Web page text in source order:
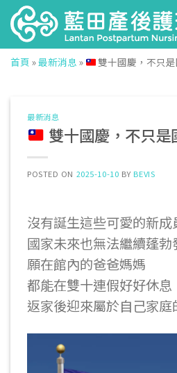
Skip
to
content
首頁 »最新消息 » 雙十國慶，不只
最新消息
雙十國慶，不只是
POSTED ON 2025-10-10 BY BEVIS
沒有誕生這些可愛的新成
國家未來也無法繼續蓬勃
願在館內的爸爸媽媽
都能在雙十連假好好休息
返家後迎來屬於自己家庭